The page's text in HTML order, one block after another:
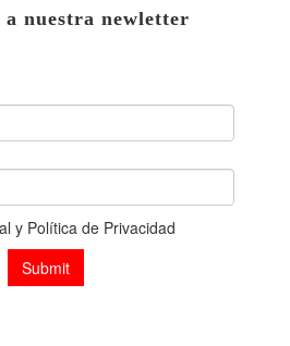
a nuestra newletter